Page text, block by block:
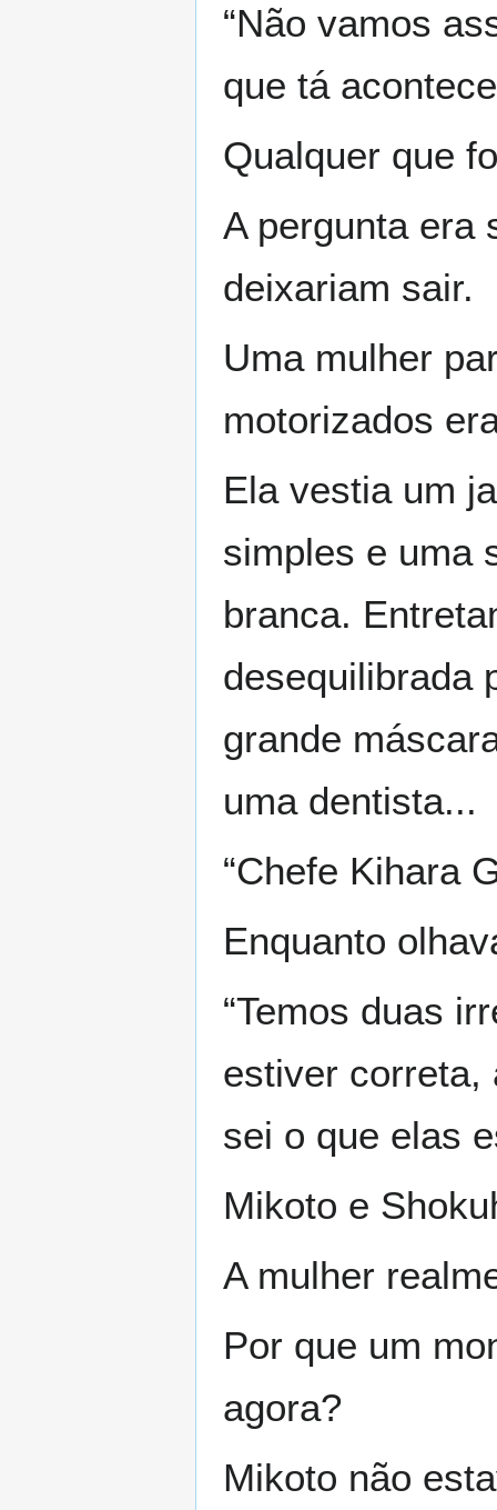
“Não vamos
que tá
Qualquer que
A pergunta era
deixariam sair.
Uma mulher
motorizados
Ela vestia um
simples e uma
branca.
desequilibrada
grande
uma dentista...
“Chefe Kihara
Enquanto
“Temos duas
estiver correta,
sei o que elas
Mikoto e
A mulher
Por que um
agora?
Mikoto não